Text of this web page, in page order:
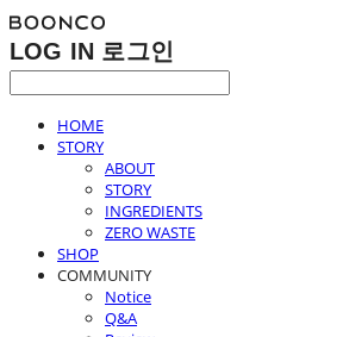
LOG IN 로그인
HOME
STORY
ABOUT
STORY
INGREDIENTS
ZERO WASTE
SHOP
COMMUNITY
Notice
Q&A